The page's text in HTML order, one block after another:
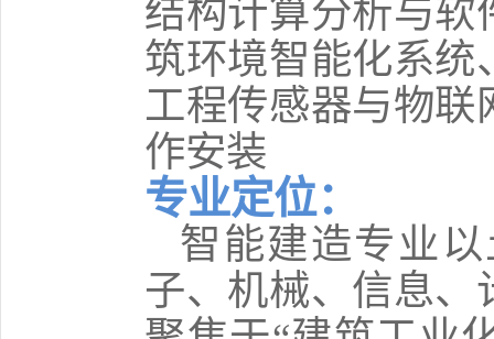
结构计算分析与软
筑环境智能化系统
工程传感器与物联
作安装
专业定位：
智能建造专业
子、机械、信息、